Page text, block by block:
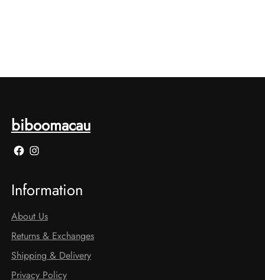
biboomacau
Facebook Instagram
Information
About Us
Returns & Exchanges
Shipping & Delivery
Privacy Policy